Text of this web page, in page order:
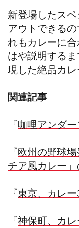
新登場したス
アウトできる
れもカレーに
はや説明する
現した絶品カレ
関連記事
『 咖哩アンダー
『 欧州の野球
チア風カレー
『 東京、カレ
『 神保町、カ